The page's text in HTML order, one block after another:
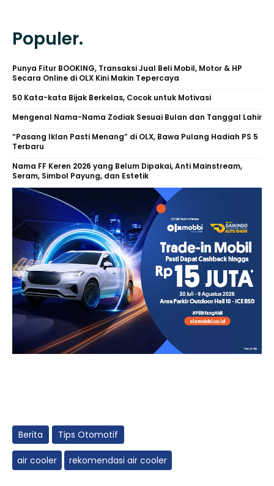
Populer.
Punya Fitur BOOKING, Transaksi Jual Beli Mobil, Motor & HP
Secara Online di OLX Kini Makin Tepercaya
50 Kata-kata Bijak Berkelas, Cocok untuk Motivasi
Mengenal Nama-Nama Zodiak Sesuai Bulan dan Tanggal Lahir
“Pasang Iklan Pasti Menang” di OLX, Bawa Pulang Hadiah PS 5
Terbaru
Nama FF Keren 2026 yang Belum Dipakai, Anti Mainstream,
Seram, Simbol Payung, dan Estetik
Berita Tips Otomotif
air cooler rekomendasi air cooler